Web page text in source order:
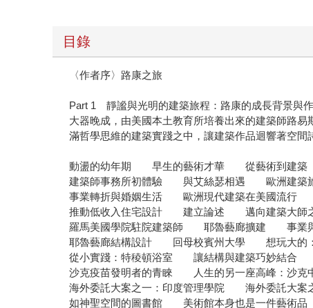
目錄
〈作者序〉路康之旅
Part 1 靜謐與光明的建築旅程：路康的成長背景與
大器晚成，由美國本土教育所培養出來的建築師路
滿哲學思維的建築實踐之中，讓建築作品迴響著空間
動盪的幼年期 早生的藝術才華 從藝術到建築
建築師事務所初體驗 與艾絲瑟相遇 歐洲建築
事業轉折與婚姻生活 歐洲現代建築在美國流行
推動低收入住宅設計 建立論述 邁向建築大師
羅馬美國學院駐院建築師 耶魯藝廊擴建 事業與
耶魯藝廊結構設計 回母校賓州大學 想玩大的
從小實踐：特稜頓浴室 讓結構與建築巧妙結合
沙克疫苗發明者的青睞 人生的另一座高峰：沙克
海外委託大案之一：印度管理學院 海外委託大案
如神聖空間的圖書館 美術館本身也是一件藝術